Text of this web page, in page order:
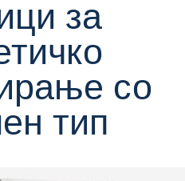
за
со
тип